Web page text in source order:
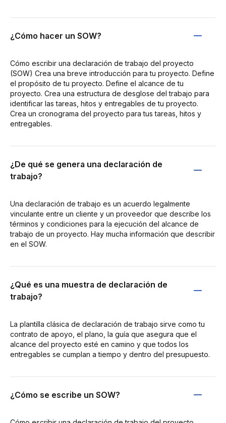
¿Cómo hacer un SOW?
Cómo escribir una declaración de trabajo del proyecto
(SOW) Crea una breve introducción para tu proyecto. Define
el propósito de tu proyecto. Define el alcance de tu
proyecto. Crea una estructura de desglose del trabajo para
identificar las tareas, hitos y entregables de tu proyecto.
Crea un cronograma del proyecto para tus tareas, hitos y
entregables.
¿De qué se genera una declaración de
trabajo?
Una declaración de trabajo es un acuerdo legalmente
vinculante entre un cliente y un proveedor que describe los
términos y condiciones para la ejecución del alcance de
trabajo de un proyecto. Hay mucha información que describir
en el SOW.
¿Qué es una muestra de declaración de
trabajo?
La plantilla clásica de declaración de trabajo sirve como tu
contrato de apoyo, el plano, la guía que asegura que el
alcance del proyecto esté en camino y que todos los
entregables se cumplan a tiempo y dentro del presupuesto.
¿Cómo se escribe un SOW?